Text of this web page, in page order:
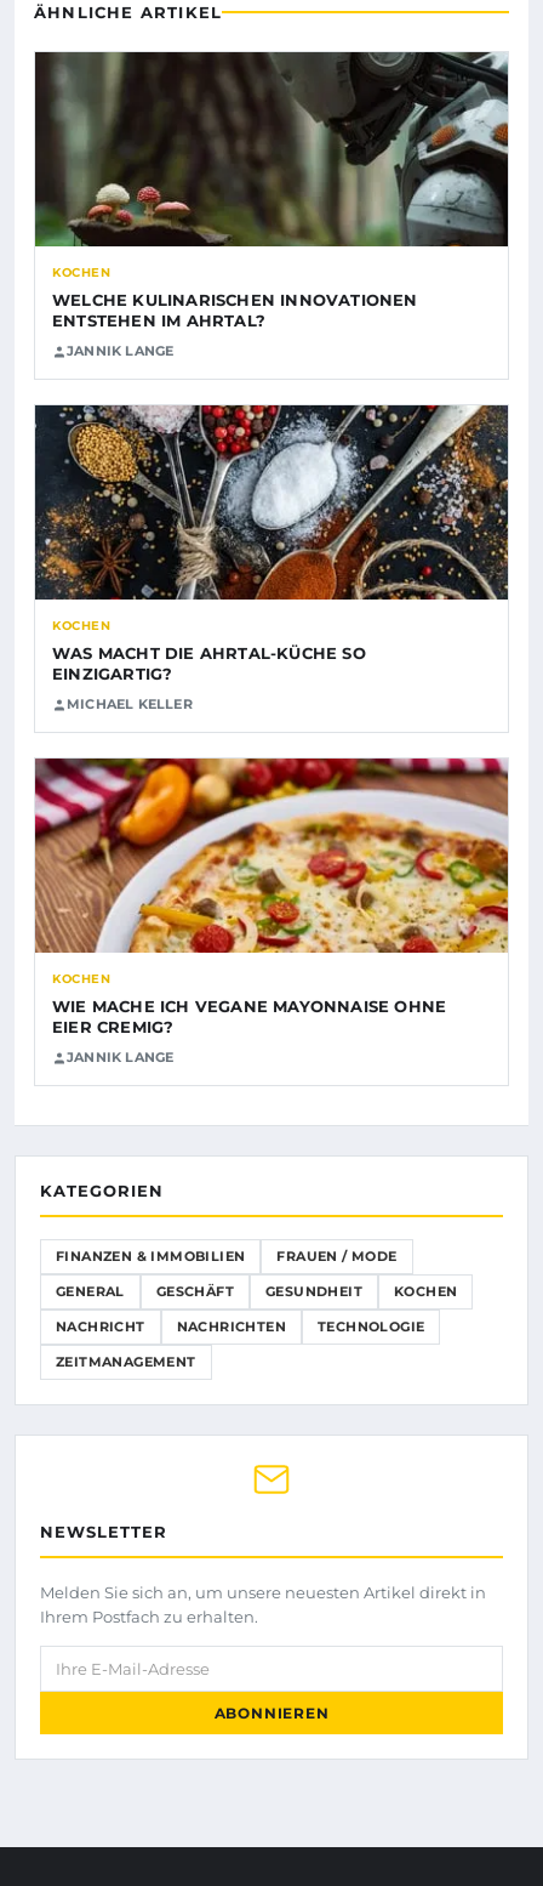
ÄHNLICHE ARTIKEL
KOCHEN
WELCHE KULINARISCHEN INNOVATIONEN
ENTSTEHEN IM AHRTAL?
JANNIK LANGE
KOCHEN
WAS MACHT DIE AHRTAL-KÜCHE SO
EINZIGARTIG?
MICHAEL KELLER
KOCHEN
WIE MACHE ICH VEGANE MAYONNAISE OHNE
EIER CREMIG?
JANNIK LANGE
KATEGORIEN
FINANZEN & IMMOBILIEN FRAUEN / MODE
GENERAL GESCHÄFT GESUNDHEIT KOCHEN
NACHRICHT NACHRICHTEN TECHNOLOGIE
ZEITMANAGEMENT
NEWSLETTER
Melden Sie sich an, um unsere neuesten Artikel direkt in
Ihrem Postfach zu erhalten.
Ihre E-Mail-Adresse
ABONNIEREN